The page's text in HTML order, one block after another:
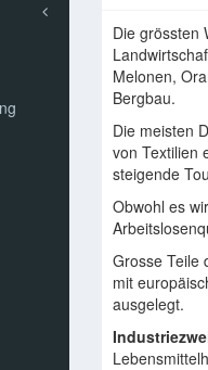
Die grössten
Melonen,
Bergbau.
Die meisten
von Textilien
steigende
Obwohl es
Grosse Teile
mit
ausgelegt.